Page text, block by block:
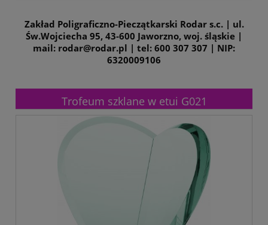
Zakład Poligraficzno-Pieczątkarski Rodar s.c. | ul.
Św.Wojciecha 95, 43-600 Jaworzno, woj. śląskie |
mail: rodar@rodar.pl | tel: 600 307 307 | NIP:
6320009106
Trofeum szklane w etui G021